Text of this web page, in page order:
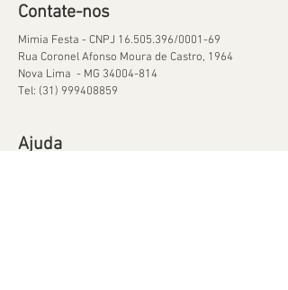
Contate-nos
Mimia Festa - CNPJ 16.505.396/0001-69
Rua Coronel Afonso Moura de Castro, 1964
Nova Lima - MG 34004-814
Tel: (31) 999408859
Ajuda